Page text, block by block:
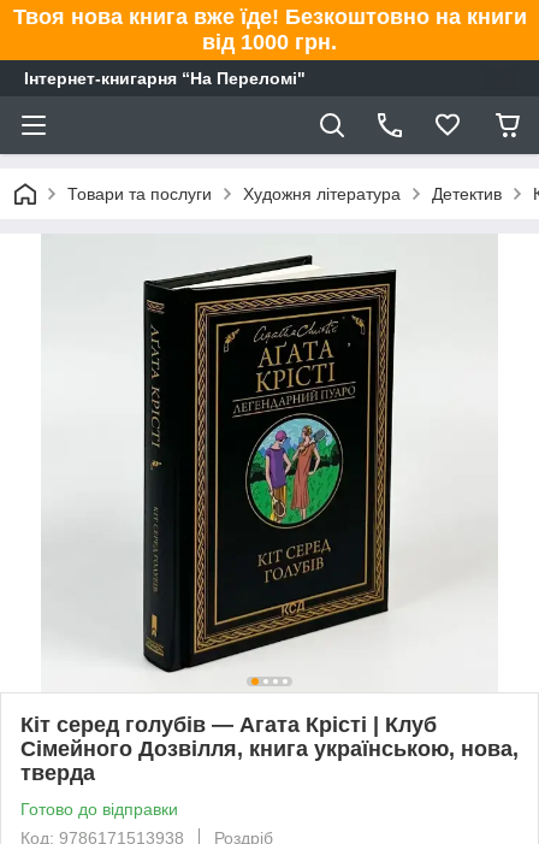
Твоя нова книга вже їде! Безкоштовно на книги
від 1000 грн.
Інтернет-книгарня “На Переломі"
Товари та послуги Художня література Детектив
Кіт серед голубів — Агата Крісті | Клуб
Сімейного Дозвілля, книга українською, нова,
тверда
Готово до відправки
Код: 9786171513938
Роздріб